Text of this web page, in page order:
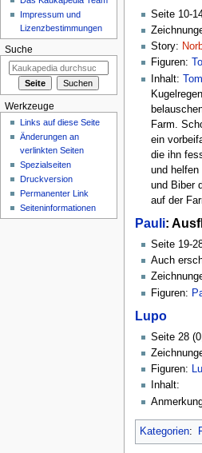
Seite 10-
Story:
Figuren:
Inhalt:
Farm.
ein
die ihn
und helfen
und Biber
auf der
Pauli:
Seite 19-
Auch
Figuren:
Lupo
Seite 28
Figuren:
Inhalt:
Kategorien:
Impressum und
Lizenzbestimmungen
Suche
Werkzeuge
Links auf diese Seite
Änderungen an
verlinkten Seiten
Spezialseiten
Druckversion
Permanenter Link
Seiten­informationen